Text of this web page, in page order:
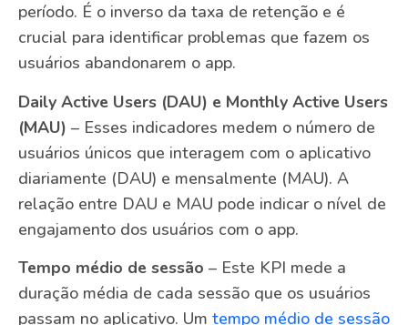
período. É o inverso da taxa de retenção e é
crucial para identificar problemas que fazem os
usuários abandonarem o app.
Daily Active Users (DAU) e Monthly Active Users
(MAU) – Esses indicadores medem o número de
usuários únicos que interagem com o aplicativo
diariamente (DAU) e mensalmente (MAU). A
relação entre DAU e MAU pode indicar o nível de
engajamento dos usuários com o app.
Tempo médio de sessão – Este KPI mede a
duração média de cada sessão que os usuários
passam no aplicativo. Um tempo médio de sessão